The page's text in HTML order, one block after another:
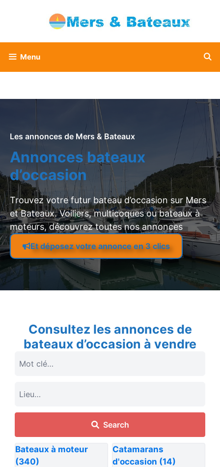
Menu
Les annonces de Mers & Bateaux
Annonces bateaux
d’occasion
Trouvez votre futur bateau d’occasion sur Mers
et Bateaux. Voiliers, multicoques ou bateaux à
moteurs, découvrez toutes nos annonces
Et déposez votre annonce en 3 clics
Consultez les annonces de
bateaux d’occasion à vendre
Search
Bateaux à moteur
(340)
Catamarans
d'occasion (14)